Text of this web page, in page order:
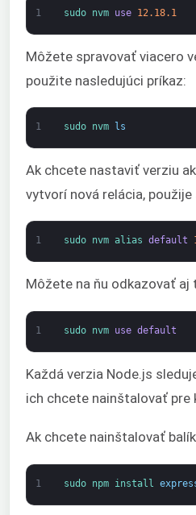
1 sudo nvm use 12.18.1
Môžete spravovať viacero
použite nasledujúci príkaz:
1 sudo nvm ls
Ak chcete nastaviť verziu
vytvorí nová relácia,
1 sudo nvm alias default
Môžete na ňu odkazovať aj
1 sudo nvm use default
Každá verzia Node.js
ich chcete nainštalovať pre
Ak chcete nainštalovať
1 sudo npm install